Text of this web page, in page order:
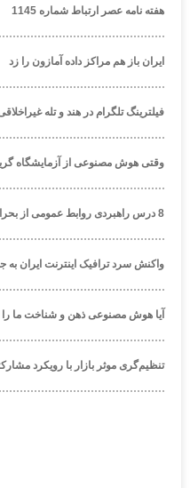
هفته نامه عصر ارتباط شماره 1145
ایران باز هم مراکز داده آمازون را زد
فیلترینگ تلگرام در هند و تله
وقتی هوش مصنوعی از آزمایشگاه
8 درس راهبردی روابط عمومی از بحران‌های ۲۰۲۵
واکنش سرد ترافیک اینترنت ایران به جام
آیا هوش مصنوعی ذهن و شناخت ما
تنظیم‌گری موثر بازار با رویکرد